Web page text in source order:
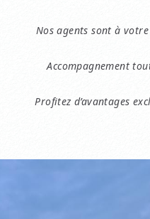
Nos agents sont à
Accompagnement
Profitez d’avantages